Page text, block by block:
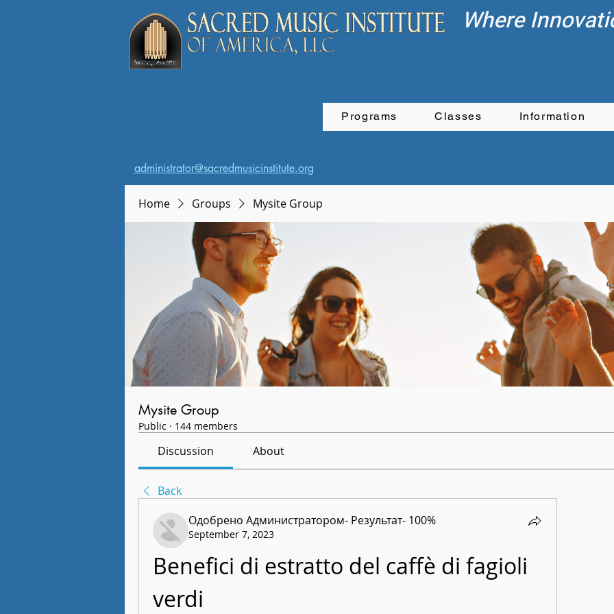
Where
Programs Classes Information
administrator@sacredmusicinstitute.org
Home Groups Mysite Group
Mysite Group
Public · 144 members
Discussion About
Back
Одобрено Администратором- Результат- 100%
September 7, 2023
Benefici di estratto del caffè di fagioli
verdi